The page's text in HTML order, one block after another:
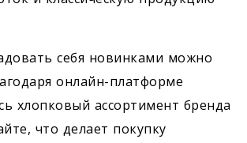
себя новинками можно
онлайн-платформе
хлопковый ассортимент бренда
что делает покупку